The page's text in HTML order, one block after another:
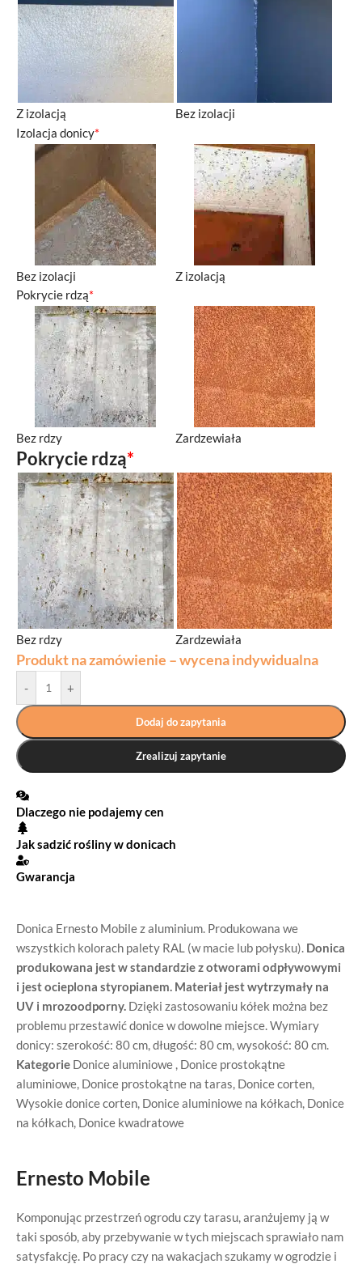
Donica Ernesto Mobile z aluminium. Produkowana we
wszystkich kolorach palety RAL (w macie lub połysku). Donica
produkowana jest w standardzie z otworami odpływowymi
i jest ocieplona styropianem. Materiał jest wytrzymały na
UV i mrozoodporny. Dzięki zastosowaniu kółek można bez
problemu przestawić donice w dowolne miejsce. Wymiary
donicy: szerokość: 80 cm, długość: 80 cm, wysokość: 80 cm.
Kategorie Donice aluminiowe Donice prostokątne
aluminiowe Donice prostokątne na taras Donice corten
Wysokie donice corten Donice aluminiowe na kółkach Donice
na kółkach Donice kwadratowe
Ernesto Mobile
Komponując przestrzeń ogrodu czy tarasu, aranżujemy ją w
taki sposób, aby przebywanie w tych miejscach sprawiało nam
satysfakcję. Po pracy czy na wakacjach szukamy w ogrodzie i
Z izolacją
Bez izolacji
*
Izolacja donicy
Bez izolacji
Z izolacją
*
Pokrycie rdzą
Bez rdzy Zardzewiała
*
Pokrycie rdzą
Bez rdzy Zardzewiała
Produkt na zamówienie – wycena indywidualna
- +
Dodaj do zapytania
Zrealizuj zapytanie
Dlaczego nie podajemy cen
Jak sadzić rośliny w donicach
Gwarancja